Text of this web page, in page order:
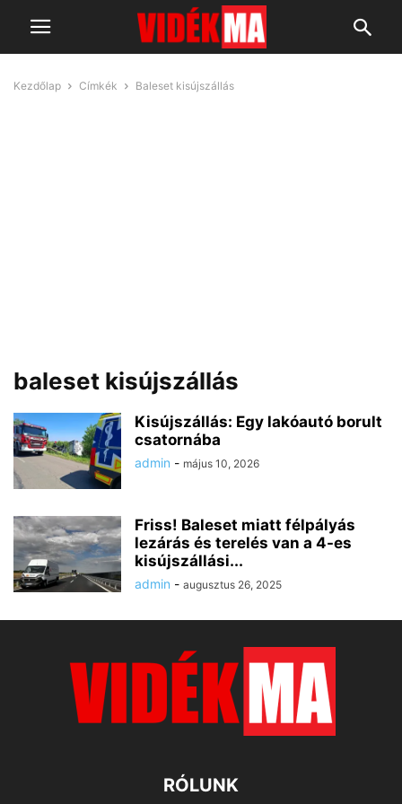
Kezdőlap Címkék Baleset kisújszállás
baleset kisújszállás
Kisújszállás: Egy lakóautó borult
csatornába
admin - május 10, 2026
Friss! Baleset miatt félpályás
lezárás és terelés van a 4-es
kisújszállási...
admin - augusztus 26, 2025
RÓLUNK